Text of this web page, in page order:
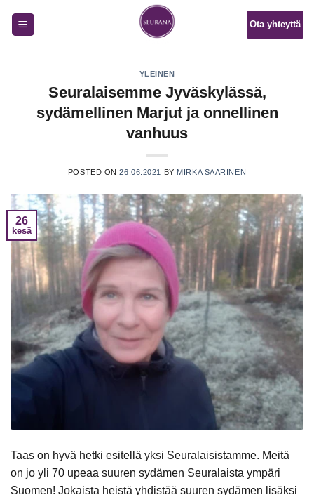
Ota yhteyttä
YLEINEN
Seuralaisemme Jyväskylässä,
sydämellinen Marjut ja onnellinen
vanhuus
POSTED ON26.06.2021 BY MIRKA SAARINEN
26
kesä
Taas on hyvä hetki esitellä yksi Seuralaisistamme. Meitä
on jo yli 70 upeaa suuren sydämen Seuralaista ympäri
Suomen! Jokaista heistä yhdistää suuren sydämen lisäksi